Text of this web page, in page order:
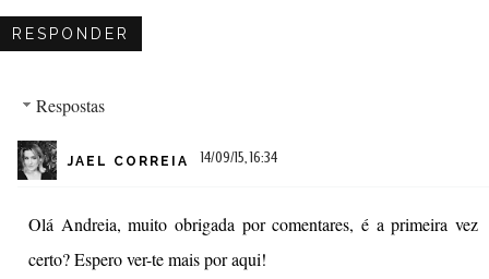
RESPONDER
Respostas
JAEL CORREIA 14/09/15, 16:34
Olá Andreia, muito obrigada por comentares, é a primeira vez
certo? Espero ver-te mais por aqui!